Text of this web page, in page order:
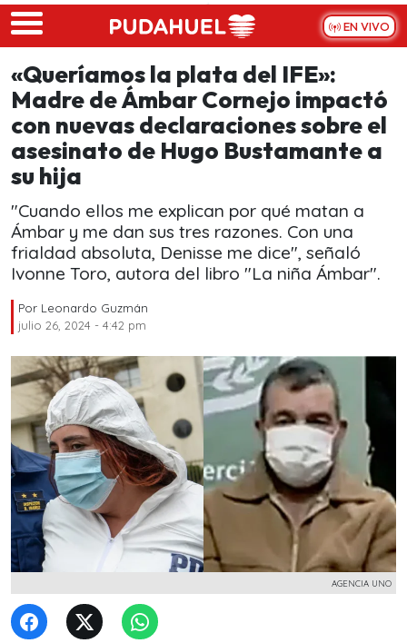
Skip to main content
EN VIVO
«Queríamos la plata del IFE»:
Madre de Ámbar Cornejo impactó
con nuevas declaraciones sobre el
asesinato de Hugo Bustamante a
su hija
"Cuando ellos me explican por qué matan a
Ámbar y me dan sus tres razones. Con una
frialdad absoluta, Denisse me dice", señaló
Ivonne Toro, autora del libro "La niña Ámbar".
Por Leonardo Guzmán
julio 26, 2024 - 4:42 pm
AGENCIA UNO